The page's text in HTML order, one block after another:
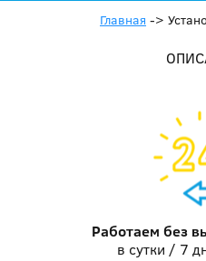
Главная ->
Работаем без
в сутки / 7